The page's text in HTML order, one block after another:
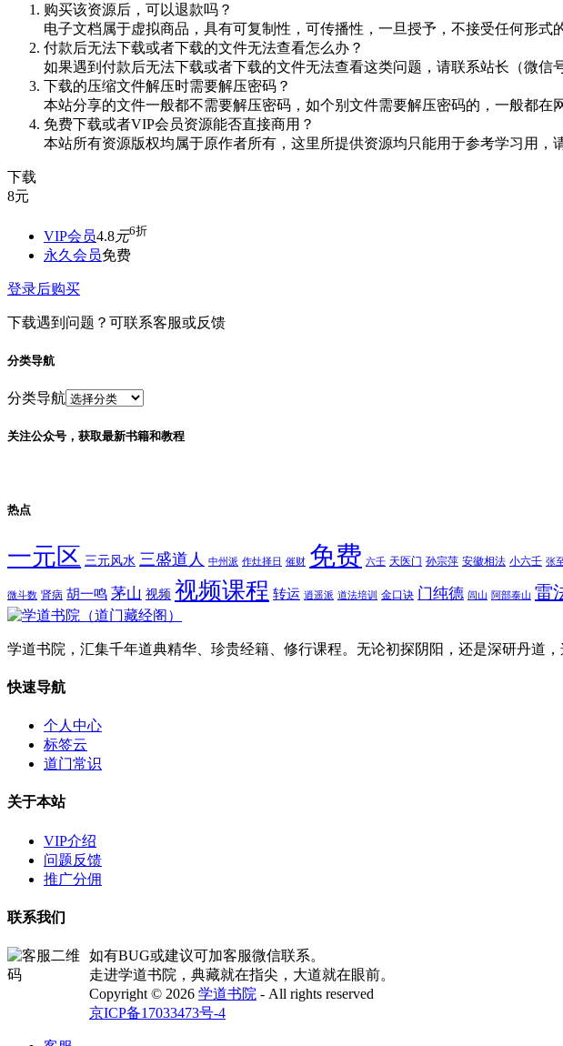
购买该资源后，可以退款吗？
电子文档属于虚拟商品，具有可复制性，可传播性，一旦授予，不接受任何形
付款后无法下载或者下载的文件无法查看怎么办？
如果遇到付款后无法下载或者下载的文件无法查看这类问题，请联系站长（微信
下载的压缩文件解压时需要解压密码？
本站分享的文件一般都不需要解压密码，如个别文件需要解压密码的，一般都在
免费下载或者VIP会员资源能否直接商用？
本站所有资源版权均属于原作者所有，这里所提供资源均只能用于参考学习用，
下载
8元
VIP会员4.8元6折
永久会员免费
登录后购买
下载遇到问题？可联系客服或反馈
分类导航
分类导航
关注公众号，获取最新书籍和教程
热点
一元区 三元风水 三盛道人 中州派 作灶择日 催财 免费 六壬 天医门 孙宗萍 安徽相法 小六壬 张
微斗数 肾病 胡一鸣 茅山 视频 视频课程 转运 逍遥派 道法培训 金口诀 门纯德 闾山 阿部泰山 雷
学道书院，汇集千年道典精华、珍贵经籍、修行课程。无论初探阴阳，还是深研丹道
快速导航
个人中心
标签云
道门常识
关于本站
VIP介绍
问题反馈
推广分佣
联系我们
如有BUG或建议可加客服微信联系。
走进学道书院，典藏就在指尖，大道就在眼前。
Copyright © 2026 学道书院 - All rights reserved
京ICP备17033473号-4